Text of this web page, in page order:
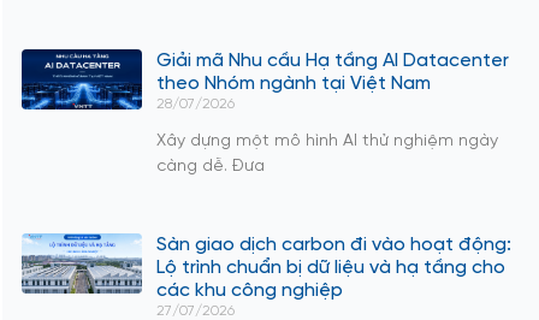
Giải mã Nhu cầu Hạ tầng AI Datacenter
theo Nhóm ngành tại Việt Nam
28/07/2026
Xây dựng một mô hình AI thử nghiệm ngày
càng dễ. Đưa
Sàn giao dịch carbon đi vào hoạt động:
Lộ trình chuẩn bị dữ liệu và hạ tầng cho
các khu công nghiệp
27/07/2026